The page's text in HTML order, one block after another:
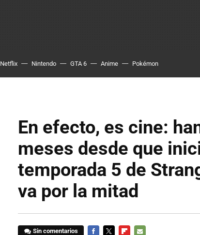
Netflix Nintendo GTA 6 Anime Pokémon
En efecto, es cine:
meses desde que
temporada 5 de
va por la mitad
Sin comentarios